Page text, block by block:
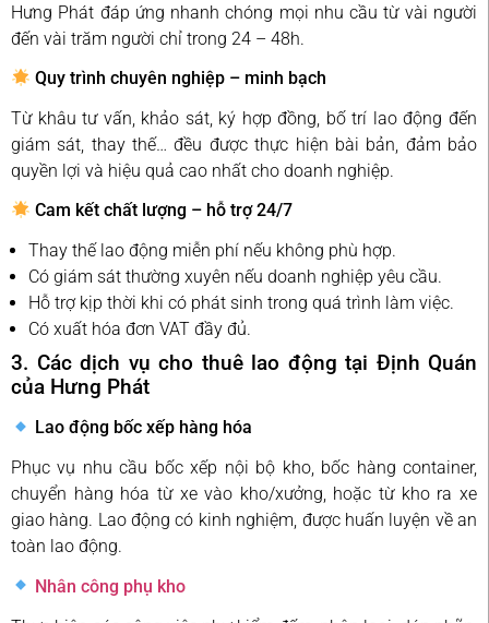
Hưng Phát đáp ứng nhanh chóng mọi nhu cầu từ vài người
đến vài trăm người chỉ trong 24 – 48h.
Quy trình chuyên nghiệp – minh bạch
Từ khâu tư vấn, khảo sát, ký hợp đồng, bố trí lao động đến
giám sát, thay thế… đều được thực hiện bài bản, đảm bảo
quyền lợi và hiệu quả cao nhất cho doanh nghiệp.
Cam kết chất lượng – hỗ trợ 24/7
Thay thế lao động miễn phí nếu không phù hợp.
Có giám sát thường xuyên nếu doanh nghiệp yêu cầu.
Hỗ trợ kịp thời khi có phát sinh trong quá trình làm việc.
Có xuất hóa đơn VAT đầy đủ.
3. Các dịch vụ cho thuê lao động tại Định Quán
của Hưng Phát
Lao động bốc xếp hàng hóa
Phục vụ nhu cầu bốc xếp nội bộ kho, bốc hàng container,
chuyển hàng hóa từ xe vào kho/xưởng, hoặc từ kho ra xe
giao hàng. Lao động có kinh nghiệm, được huấn luyện về an
toàn lao động.
Nhân công phụ kho